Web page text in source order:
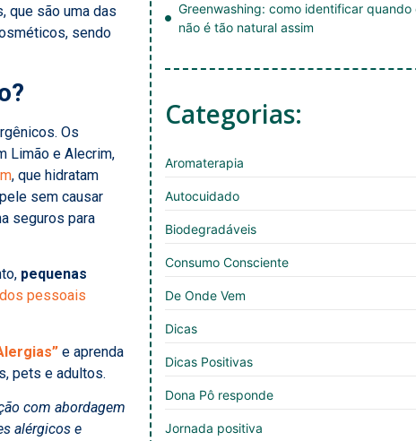
que são uma das
sendo
Os
Limão e Alecrim,
, que hidratam
sem causar
seguros para
pequenas
pessoais
e aprenda
pets e adultos.
com abordagem
alérgicos e
Greenwashing: como identificar quando
não é tão natural assim
Categorias:
Aromaterapia
Autocuidado
Biodegradáveis
Consumo Consciente
De Onde Vem
Dicas
Dicas Positivas
Dona Pô responde
Jornada positiva